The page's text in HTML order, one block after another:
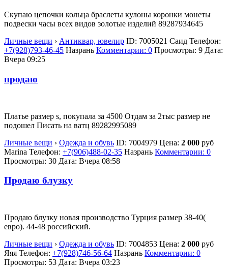
Скупаю цепочки кольца браслеты кулоны коронки монеты
подвески часы всех видов золотые изделий 89287934645
Личные вещи › Антиквар, ювелир ID: 7005021 Саид Телефон:
+7(928)793-46-45 Назрань Комментарии: 0 Просмотры: 9 Дата:
Вчера 09:25
продаю
Платье размер s, покупала за 4500 Отдам за 2тыс размер не
подошел Писать на ватц 89282995089
Личные вещи › Одежда и обувь ID: 7004979 Цена: 2 000 руб
Marina Телефон: +7(906)488-02-35 Назрань Комментарии: 0
Просмотры: 30 Дата: Вчера 08:58
Продаю блузку
Продаю блузку новая производство Турция размер 38-40(
евро). 44-48 российский.
Личные вещи › Одежда и обувь ID: 7004853 Цена: 2 000 руб
Яяя Телефон: +7(928)746-56-64 Назрань Комментарии: 0
Просмотры: 53 Дата: Вчера 03:23